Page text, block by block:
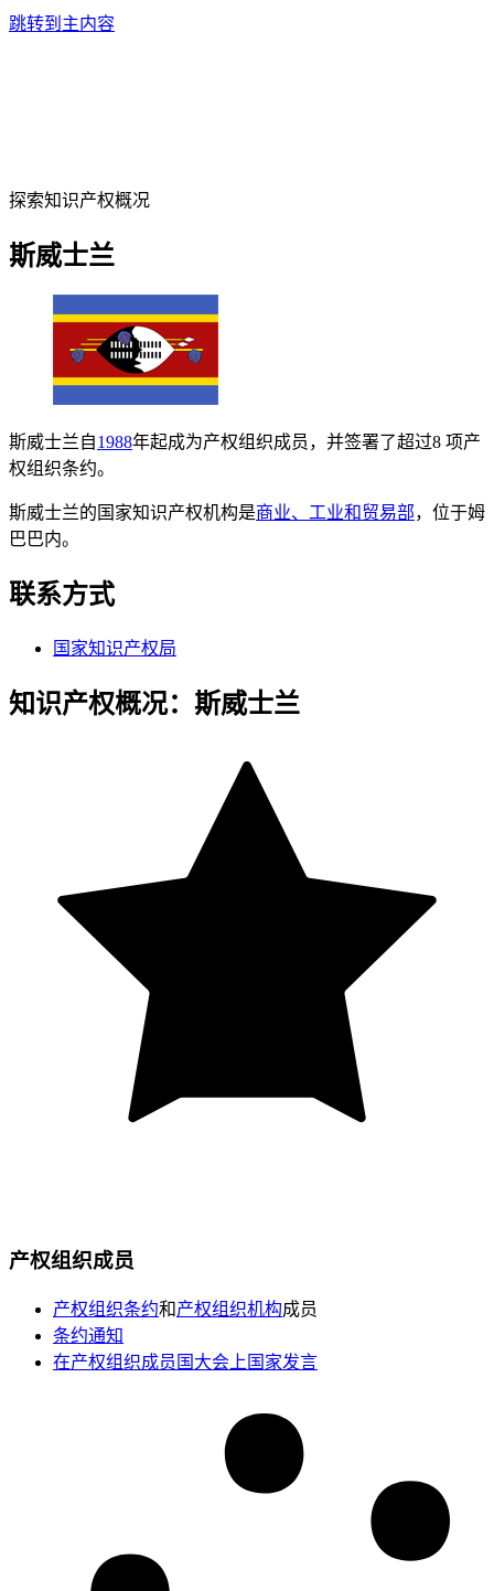
跳转到主内容
探索知识产权概况
斯威士兰
斯威士兰自1988年起成为产权组织成员，并签署了超过8 项产
权组织条约。
斯威士兰的国家知识产权机构是商业、工业和贸易部，位于姆
巴巴内。
联系方式
国家知识产权局
知识产权概况：斯威士兰
产权组织成员
产权组织条约和产权组织机构成员
条约通知
在产权组织成员国大会上国家发言